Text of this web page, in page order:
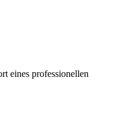
eines professionellen